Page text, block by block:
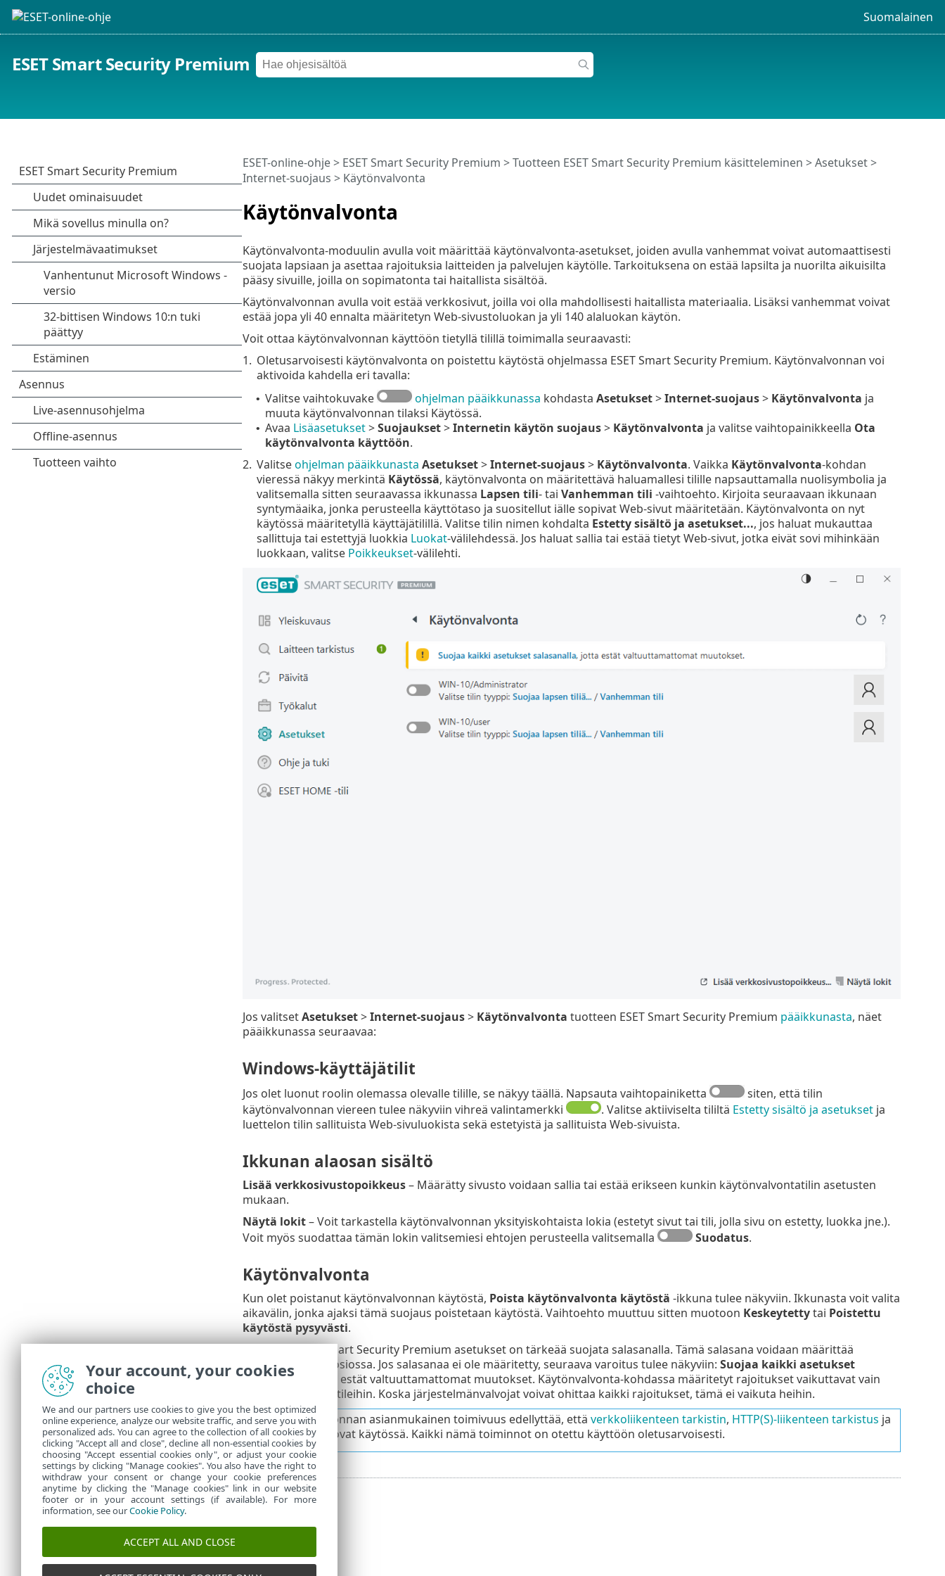
Suomalainen
ESET Smart Security Premium
Käytönvalvonta
ESET-online-ohje> ESET Smart Security Premium >Tuotteen ESET Smart Security Premium käsitteleminen >Asetukset>
Internet-suojaus > Käytönvalvonta
Käytönvalvonta-moduulin avulla voit määrittää käytönvalvonta-asetukset, joiden avulla vanhemmat voivat automaattisesti
suojata lapsiaan ja asettaa rajoituksia laitteiden ja palvelujen käytölle. Tarkoituksena on estää lapsilta ja nuorilta aikuisilta
pääsy sivuille, joilla on sopimatonta tai haitallista sisältöä.
Käytönvalvonnan avulla voit estää verkkosivut, joilla voi olla mahdollisesti haitallista materiaalia. Lisäksi vanhemmat voivat
estää jopa yli 40 ennalta määritetyn Web-sivustoluokan ja yli 140 alaluokan käytön.
Voit ottaa käytönvalvonnan käyttöön tietyllä tilillä toimimalla seuraavasti:
1. Oletusarvoisesti käytönvalvonta on poistettu käytöstä ohjelmassa ESET Smart Security Premium. Käytönvalvonnan voi
aktivoida kahdella eri tavalla:
• Valitse vaihtokuvake ohjelman pääikkunassa kohdasta Asetukset>Internet-suojaus> Käytönvalvonta ja
muuta käytönvalvonnan tilaksi Käytössä.
• Avaa Lisäasetukset>Suojaukset>Internetin käytön suojaus> Käytönvalvonta ja valitse vaihtopainikkeella Ota
käytönvalvonta käyttöön.
2. Valitseohjelman pääikkunasta Asetukset>Internet-suojaus> Käytönvalvonta. Vaikka Käytönvalvonta-kohdan
vieressä näkyy merkintä Käytössä, käytönvalvonta on määritettävä haluamallesi tilille napsauttamalla nuolisymbolia ja
valitsemalla sitten seuraavassa ikkunassa Lapsen tili- tai Vanhemman tili -vaihtoehto. Kirjoita seuraavaan ikkunaan
syntymäaika, jonka perusteella käyttötaso ja suositellut iälle sopivat Web-sivut määritetään. Käytönvalvonta on nyt
käytössä määritetyllä käyttäjätilillä. Valitse tilin nimen kohdalta Estetty sisältö ja asetukset..., jos haluat mukauttaa
sallittuja tai estettyjä luokkia Luokat-välilehdessä. Jos haluat sallia tai estää tietyt Web-sivut, jotka eivät sovi mihinkään
luokkaan, valitse Poikkeukset-välilehti.
Jos valitsetAsetukset>Internet-suojaus> Käytönvalvonta tuotteen ESET Smart Security Premium pääikkunasta, näet
pääikkunassa seuraavaa:
Windows-käyttäjätilit
Jos olet luonut roolin olemassa olevalle tilille, se näkyy täällä. Napsauta vaihtopainiketta
siten, että tilin
käytönvalvonnan viereen tulee näkyviin vihreä valintamerkki
. Valitse aktiiviselta tililtä Estetty sisältö ja asetuksetja
luettelon tilin sallituista Web-sivuluokista sekä estetyistä ja sallituista Web-sivuista.
Ikkunan alaosan sisältö
Lisää verkkosivustopoikkeus– Määrätty sivusto voidaan sallia tai estää erikseen kunkin käytönvalvontatilin asetusten
mukaan.
Näytä lokit– Voit tarkastella käytönvalvonnan yksityiskohtaista lokia (estetyt sivut tai tili, jolla sivu on estetty, luokka jne.).
Voit myös suodattaa tämän lokin valitsemiesi ehtojen perusteella valitsemalla
Suodatus.
Käytönvalvonta
Kun olet poistanut käytönvalvonnan käytöstä, Poista käytönvalvonta käytöstä -ikkuna tulee näkyviin. Ikkunasta voit valita
aikavälin, jonka ajaksi tämä suojaus poistetaan käytöstä. Vaihtoehto muuttuu sitten muotoon Keskeytettytai Poistettu
käytöstä pysyvästi.
Tuotteen ESET Smart Security Premium asetukset on tärkeää suojata salasanalla. Tämä salasana voidaan määrittää
Käyttöasetukset
-osiossa. Jos salasanaa ei ole määritetty, seuraava varoitus tulee näkyviin: Suojaa kaikki asetukset
salasanalla
, jotta estät valtuuttamattomat muutokset. Käytönvalvonta-kohdassa määritetyt rajoitukset vaikuttavat vain
tavallisiin käyttäjätileihin. Koska järjestelmänvalvojat voivat ohittaa kaikki rajoitukset, tämä ei vaikuta heihin.
Käytönvalvonnan asianmukainen toimivuus edellyttää, että verkkoliikenteen tarkistin, HTTP(S)-liikenteen tarkistus ja
palomuuri
ovat käytössä. Kaikki nämä toiminnot on otettu käyttöön oletusarvoisesti.
Your account, your cookies
choice
We and our partners use cookies to give you the best optimized
online experience, analyze our website traffic, and serve you with
personalized ads. You can agree to the collection of all cookies by
clicking "Accept all and close", decline all non-essential cookies by
choosing "Accept essential cookies only", or adjust your cookie
settings by clicking "Manage cookies". You also have the right to
withdraw your consent or change your cookie preferences
anytime by clicking the "Manage cookies" link in our website
footer or in your account settings (if available). For more
information, see ourCookie Policy.
ACCEPT ALL AND CLOSE